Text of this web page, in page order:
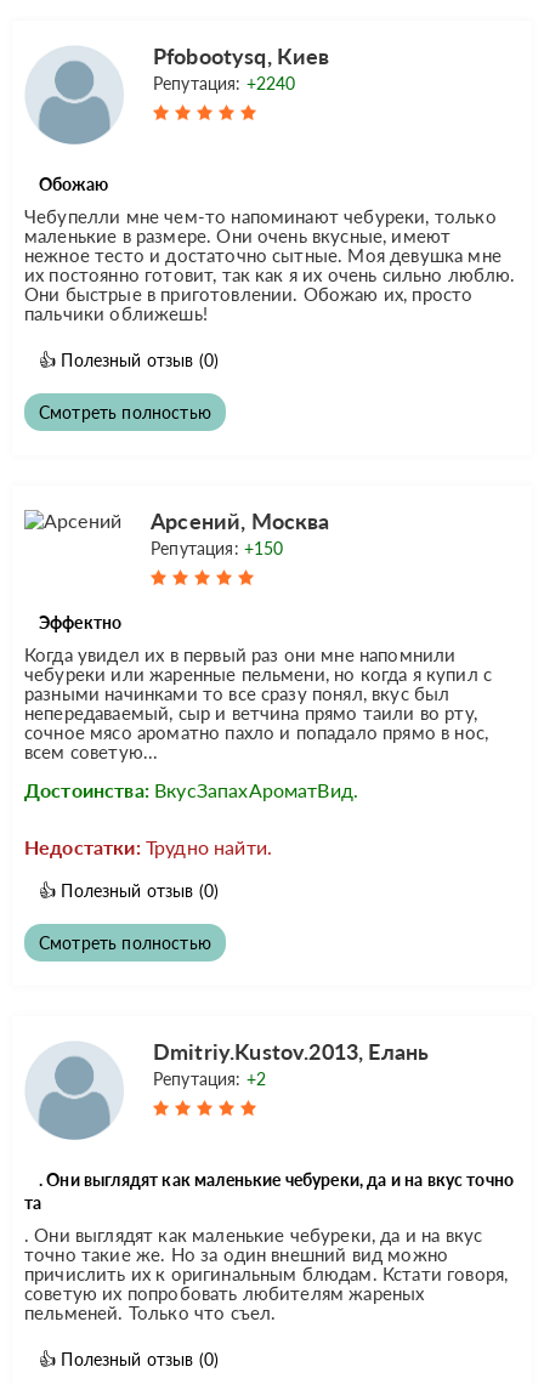
Pfobootysq, Киев
Репутация: +2240
Обожаю
Чебупелли мне чем-то напоминают чебуреки, только
маленькие в размере. Они очень вкусные, имеют
нежное тесто и достаточно сытные. Моя девушка мне
их постоянно готовит, так как я их очень сильно люблю.
Они быстрые в приготовлении. Обожаю их, просто
пальчики оближешь!
👍 Полезный отзыв (0)
Смотреть полностью
Арсений, Москва
Репутация: +150
Эффектно
Когда увидел их в первый раз они мне напомнили
чебуреки или жаренные пельмени, но когда я купил с
разными начинками то все сразу понял, вкус был
непередаваемый, сыр и ветчина прямо таили во рту,
сочное мясо ароматно пахло и попадало прямо в нос,
всем советую...
Достоинства: ВкусЗапахАроматВид.
Недостатки: Трудно найти.
👍 Полезный отзыв (0)
Смотреть полностью
Dmitriy.Kustov.2013, Елань
Репутация: +2
. Они выглядят как маленькие чебуреки, да и на вкус точно
та
. Они выглядят как маленькие чебуреки, да и на вкус
точно такие же. Но за один внешний вид можно
причислить их к оригинальным блюдам. Кстати говоря,
советую их попробовать любителям жареных
пельменей. Только что съел.
👍 Полезный отзыв (0)